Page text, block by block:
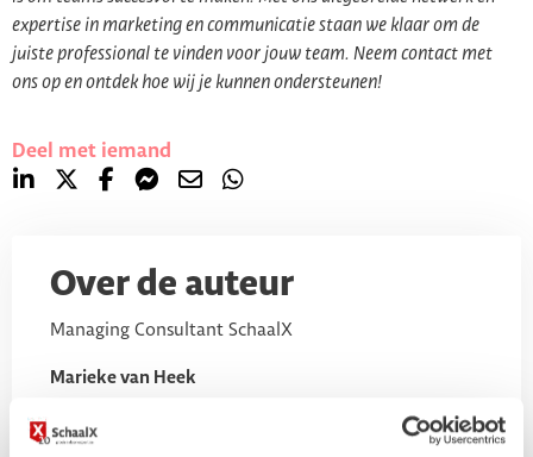
expertise in marketing en communicatie staan we klaar om de
juiste professional te vinden voor jouw team. Neem contact met
ons op en ontdek hoe wij je kunnen ondersteunen!
Deel met iemand
Over de auteur
Managing Consultant SchaalX
Marieke van Heek
marieke.vanheek@schaalx.nl